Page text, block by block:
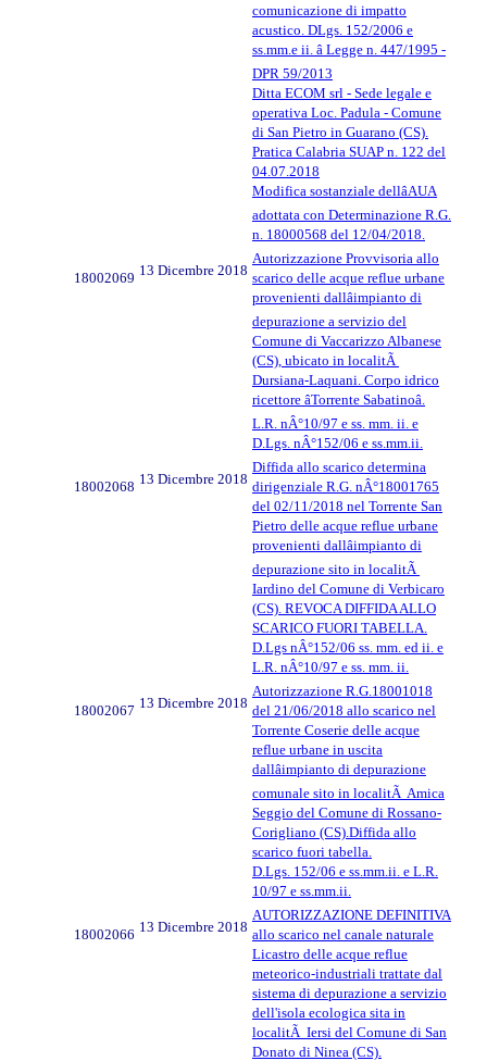
comunicazione di impatto
acustico. DLgs. 152/2006 e
ss.mm.e ii. â Legge n. 447/1995 -
DPR 59/2013
Ditta ECOM srl - Sede legale e
operativa Loc. Padula - Comune
di San Pietro in Guarano (CS).
Pratica Calabria SUAP n. 122 del
04.07.2018
Modifica sostanziale dellâAUA
adottata con Determinazione R.G.
n. 18000568 del 12/04/2018.
18002069 13 Dicembre 2018
Autorizzazione Provvisoria allo
scarico delle acque reflue urbane
provenienti dallâimpianto di
depurazione a servizio del
Comune di Vaccarizzo Albanese
(CS), ubicato in localitÃ
Dursiana-Laquani. Corpo idrico
ricettore âTorrente Sabatinoâ.
L.R. nÂ°10/97 e ss. mm. ii. e
D.Lgs. nÂ°152/06 e ss.mm.ii.
18002068 13 Dicembre 2018
Diffida allo scarico determina
dirigenziale R.G. nÂ°18001765
del 02/11/2018 nel Torrente San
Pietro delle acque reflue urbane
provenienti dallâimpianto di
depurazione sito in localitÃ
Iardino del Comune di Verbicaro
(CS). REVOCA DIFFIDA ALLO
SCARICO FUORI TABELLA.
D.Lgs nÂ°152/06 ss. mm. ed ii. e
L.R. nÂ°10/97 e ss. mm. ii.
18002067 13 Dicembre 2018
Autorizzazione R.G.18001018
del 21/06/2018 allo scarico nel
Torrente Coserie delle acque
reflue urbane in uscita
dallâimpianto di depurazione
comunale sito in localitÃ Amica
Seggio del Comune di Rossano-
Corigliano (CS).Diffida allo
scarico fuori tabella.
D.Lgs. 152/06 e ss.mm.ii. e L.R.
10/97 e ss.mm.ii.
18002066 13 Dicembre 2018
AUTORIZZAZIONE DEFINITIVA
allo scarico nel canale naturale
Licastro delle acque reflue
meteorico-industriali trattate dal
sistema di depurazione a servizio
dell'isola ecologica sita in
localitÃ Iersi del Comune di San
Donato di Ninea (CS).